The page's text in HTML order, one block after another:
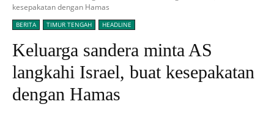
kesepakatan dengan Hamas
BERITA TIMUR TENGAH HEADLINE
Keluarga sandera minta AS
langkahi Israel, buat kesepakatan
dengan Hamas